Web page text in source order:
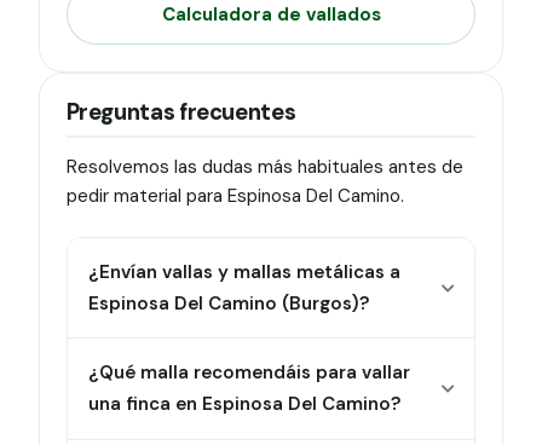
Calculadora de vallados
Preguntas frecuentes
Resolvemos las dudas más habituales antes de
pedir material para Espinosa Del Camino.
¿Envían vallas y mallas metálicas a
Espinosa Del Camino (Burgos)?
¿Qué malla recomendáis para vallar
una finca en Espinosa Del Camino?